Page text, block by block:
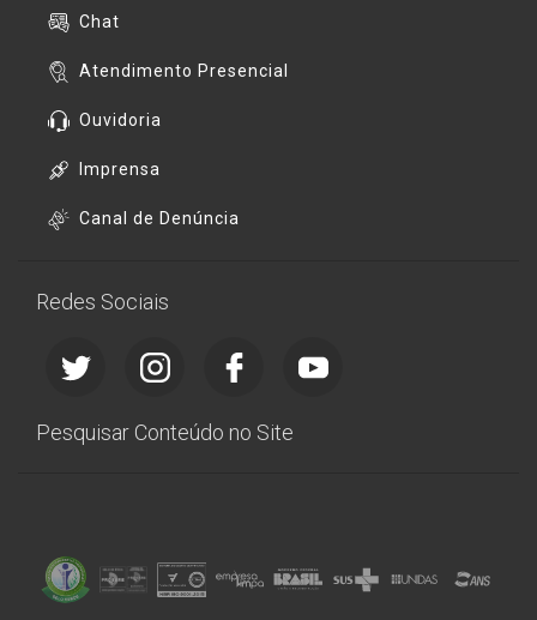
Chat
Atendimento Presencial
Ouvidoria
Imprensa
Canal de Denúncia
Redes Sociais
Pesquisar Conteúdo no Site